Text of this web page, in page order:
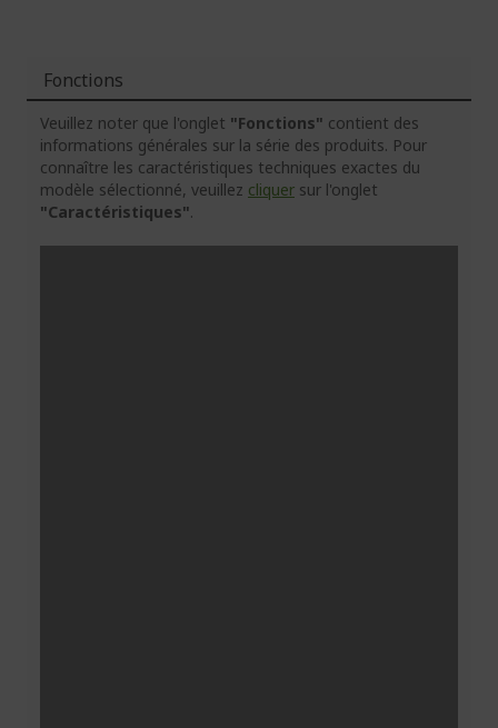
Fonctions
Veuillez noter que l'onglet "Fonctions" contient des
informations générales sur la série des produits. Pour
connaître les caractéristiques techniques exactes du
modèle sélectionné, veuillez cliquer sur l'onglet
"Caractéristiques".